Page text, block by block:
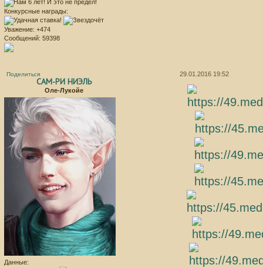
Конкурсные награды:
Уважение: +474
Сообщений: 59398
Поделиться 29.01.2016 19:52
САМ-РИ НИЭЛЬ
Оле-Лукойе
Данные: